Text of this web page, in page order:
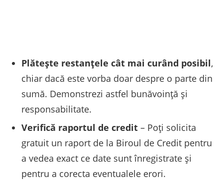
Plătește restanțele cât mai curând posibil,
chiar dacă este vorba doar despre o parte din
sumă. Demonstrezi astfel bunăvoință și
responsabilitate.
Verifică raportul de credit – Poți solicita
gratuit un raport de la Biroul de Credit pentru
a vedea exact ce date sunt înregistrate și
pentru a corecta eventualele erori.